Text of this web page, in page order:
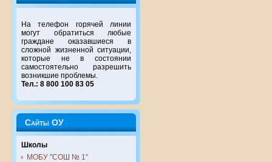
На телефон горячей линии
могут обратиться любые
граждане оказавшиеся в
сложной жизненной ситуации,
которые не в состоянии
самостоятельно разрешить
возникшие проблемы.
Тел.: 8 800 100 83 05
Сайты ОУ
Школы
МОБУ "СОШ № 1"